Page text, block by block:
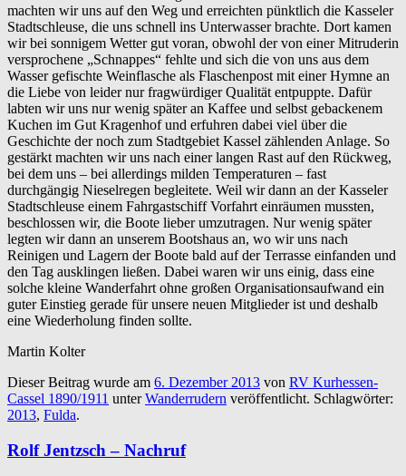
machten wir uns auf den Weg und erreichten pünktlich die Kasseler
Stadtschleuse, die uns schnell ins Unterwasser brachte. Dort kamen
wir bei sonnigem Wetter gut voran, obwohl der von einer Mitruderin
versprochene „Schnappes“ fehlte und sich die von uns aus dem
Wasser gefischte Weinflasche als Flaschenpost mit einer Hymne an
die Liebe von leider nur fragwürdiger Qualität entpuppte. Dafür
labten wir uns nur wenig später an Kaffee und selbst gebackenem
Kuchen im Gut Kragenhof und erfuhren dabei viel über die
Geschichte der noch zum Stadtgebiet Kassel zählenden Anlage. So
gestärkt machten wir uns nach einer langen Rast auf den Rückweg,
bei dem uns – bei allerdings milden Temperaturen – fast
durchgängig Nieselregen begleitete. Weil wir dann an der Kasseler
Stadtschleuse einem Fahrgastschiff Vorfahrt einräumen mussten,
beschlossen wir, die Boote lieber umzutragen. Nur wenig später
legten wir dann an unserem Bootshaus an, wo wir uns nach
Reinigen und Lagern der Boote bald auf der Terrasse einfanden und
den Tag ausklingen ließen. Dabei waren wir uns einig, dass eine
solche kleine Wanderfahrt ohne großen Organisationsaufwand ein
guter Einstieg gerade für unsere neuen Mitglieder ist und deshalb
eine Wiederholung finden sollte.
Martin Kolter
Dieser Beitrag wurde am 6. Dezember 2013 von RV Kurhessen-
Cassel 1890/1911 unterWanderrudern veröffentlicht. Schlagwörter:
2013, Fulda.
Rolf Jentzsch – Nachruf